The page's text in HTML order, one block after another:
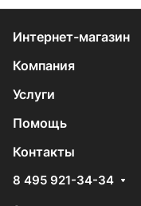
Интернет-магазин
Компания
Услуги
Помощь
Контакты
8 495 921-34-34